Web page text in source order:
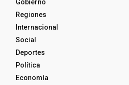
Gobierno
Regiones
Internacional
Social
Deportes
Política
Economía